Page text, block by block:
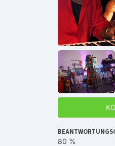
80 %